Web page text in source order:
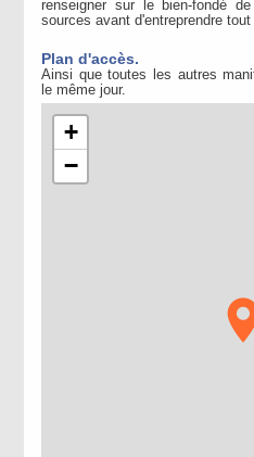
renseigner sur le bien-fondé
sources avant d'entreprendre
Plan d'accès.
Ainsi que toutes les autres
le même jour.
+
−